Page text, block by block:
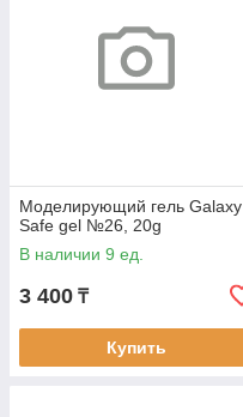
Моделирующий гель Galaxy
Safe gel №26, 20g
В наличии 9 ед.
3 400 ₸
Купить